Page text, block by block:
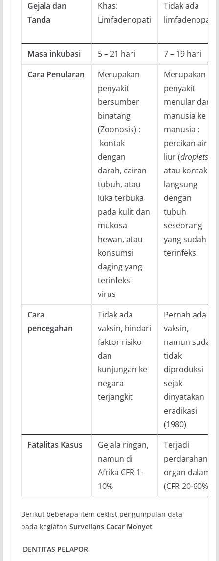
Gejala dan
Tanda
Khas:
Limfadenopati
Tidak ada
limfadenopati
Masa inkubasi 5 – 21 hari
7 – 19 hari
Cara Penularan
Merupakan
penyakit
bersumber
binatang
(Zoonosis) :
kontak
dengan
darah, cairan
tubuh, atau
luka terbuka
pada kulit dan
mukosa
hewan, atau
konsumsi
daging yang
terinfeksi
virus
Merupakan
penyakit
menular dari
manusia ke
manusia :
percikan air
liur (droplets
atau kontak
langsung
dengan
tubuh
seseorang
yang sudah
terinfeksi
Cara
pencegahan
Tidak ada
vaksin, hindari
faktor risiko
dan
kunjungan ke
negara
terjangkit
Pernah ada
vaksin,
namun sudah
tidak
diproduksi
sejak
dinyatakan
eradikasi
(1980)
Fatalitas Kasus
Gejala ringan,
namun di
Afrika CFR 1-
10%
Terjadi
perdarahan
organ dalam
(CFR 20-60%)
Berikut beberapa item ceklist pengumpulan data
pada kegiatan Surveilans Cacar Monyet
IDENTITAS PELAPOR